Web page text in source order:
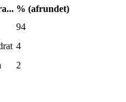
% (afrundet)
94
4
2